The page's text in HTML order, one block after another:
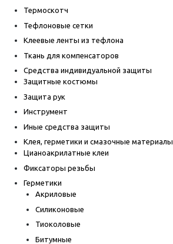
Термоскотч
Тефлоновые сетки
Клеевые ленты из тефлона
Ткань для компенсаторов
Средства индивидуальной защиты
Защитные костюмы
Защита рук
Инструмент
Иные средства защиты
Клея, герметики и смазочные материалы
Цианоакрилатные клеи
Фиксаторы резьбы
Герметики
Акриловые
Силиконовые
Тиоколовые
Битумные